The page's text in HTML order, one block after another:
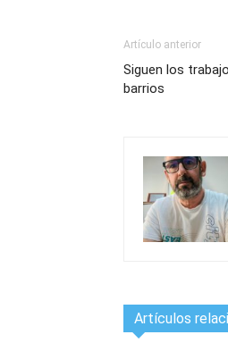
Artículo anterior
Siguen los
barrios
Artículos